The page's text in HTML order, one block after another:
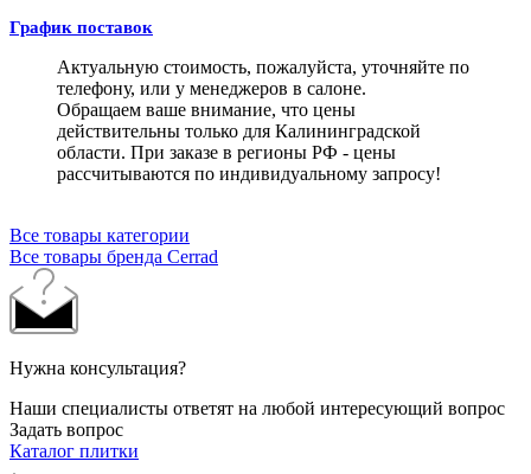
График поставок
Актуальную стоимость, пожалуйста, уточняйте по
телефону, или у менеджеров в салоне.
Обращаем ваше внимание, что цены
действительны только для Калининградской
области. При заказе в регионы РФ - цены
рассчитываются по индивидуальному запросу!
Все товары категории
Все товары бренда Cerrad
Нужна консультация?
Наши специалисты ответят на любой интересующий вопрос
Задать вопрос
Каталог плитки